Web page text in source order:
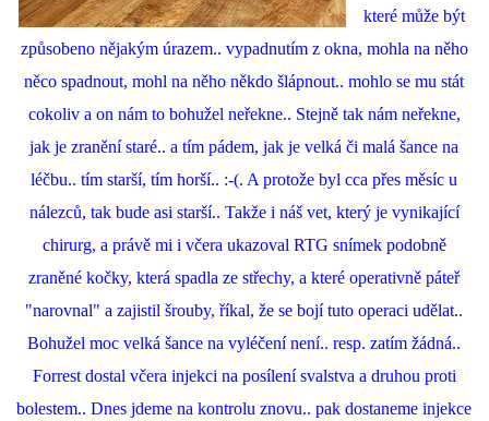
které může být
způsobeno nějakým úrazem.. vypadnutím z okna, mohla na něho
něco spadnout, mohl na něho někdo šlápnout.. mohlo se mu stát
cokoliv a on nám to bohužel neřekne.. Stejně tak nám neřekne,
jak je zranění staré.. a tím pádem, jak je velká či malá šance na
léčbu.. tím starší, tím horší.. :-(. A protože byl cca přes měsíc u
nálezců, tak bude asi starší.. Takže i náš vet, který je vynikající
chirurg, a právě mi i včera ukazoval RTG snímek podobně
zraněné kočky, která spadla ze střechy, a které operativně páteř
"narovnal" a zajistil šrouby, říkal, že se bojí tuto operaci udělat..
Bohužel moc velká šance na vyléčení není.. resp. zatím žádná..
Forrest dostal včera injekci na posílení svalstva a druhou proti
bolestem.. Dnes jdeme na kontrolu znovu.. pak dostaneme injekce